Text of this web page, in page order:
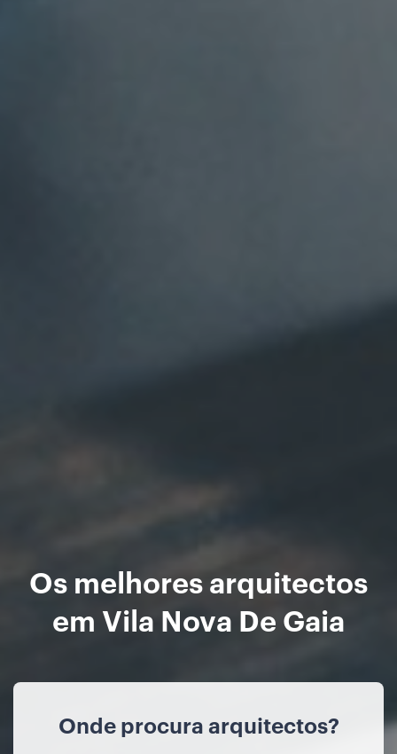
Os melhores arquitectos
em Vila Nova De Gaia
Onde procura arquitectos?